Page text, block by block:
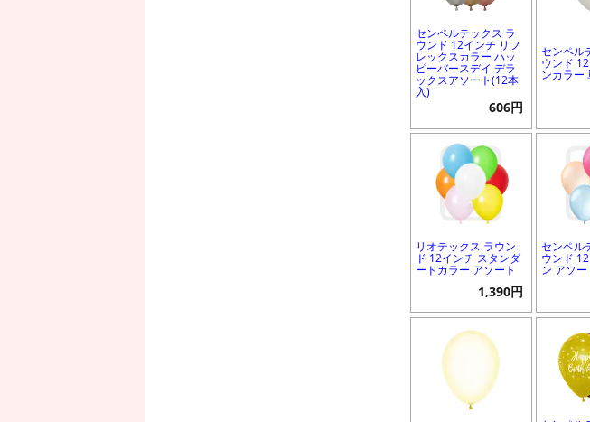
センペルテックス ラ
ウンド 12インチ リフ
レックスカラー ハッ
ピーバースデイ デラ
ックスアソート(12本
入)
606円
センペル
ウンド
ンカラー
リオテックス ラウン
ド 12インチ スタンダ
ードカラー アソート
1,390円
センペル
ウンド
ン アソー